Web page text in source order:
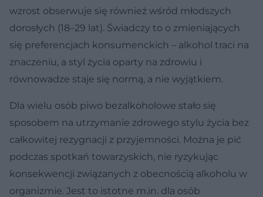
wzrost obserwuje się również wśród młodszych
dorosłych (18–29 lat). Świadczy to o zmieniających
się preferencjach konsumenckich – alkohol traci na
znaczeniu, a styl życia oparty na zdrowiu i
równowadze staje się normą, a nie wyjątkiem.
Dla wielu osób piwo bezalkoholowe stało się
sposobem na utrzymanie zdrowego stylu życia bez
całkowitej rezygnacji z przyjemności. Można je pić
podczas spotkań towarzyskich, nie ryzykując
konsekwencji związanych z obecnością alkoholu w
organizmie. Jest to istotne m.in. dla osób